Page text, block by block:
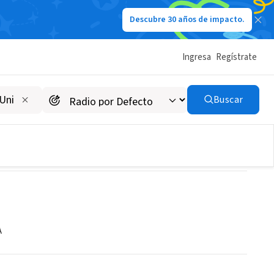
Descubre 30 años de impacto.
Ingresa Regístrate
Buscar